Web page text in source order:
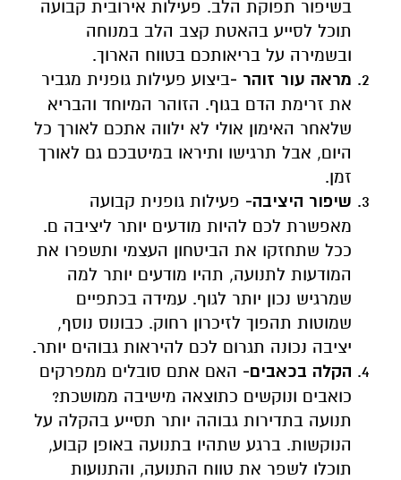
בשיפור תפוקת הלב. פעילות אירובית קבועה
תוכל לסייע בהאטת קצב הלב במנוחה
ובשמירה על בריאותכם בטווח הארוך.
מראה עור זוהר -ביצוע פעילות גופנית מגביר
את זרימת הדם בגוף. הזוהר המיוחד והבריא
שלאחר האימון אולי לא ילווה אתכם לאורך כל
היום, אבל תרגישו ותיראו במיטבכם גם לאורך
זמן.
שיפור היציבה- פעילות גופנית קבועה
מאפשרת לכם להיות מודעים יותר ליציבה ם.
ככל שתחזקו את הביטחון העצמי ותשפרו את
המודעות לתנועה, תהיו מודעים יותר למה
שמרגיש נכון יותר לגוף. עמידה בכתפיים
שמוטות תהפוך לזיכרון רחוק. כבונוס נוסף,
יציבה נכונה תגרום לכם להיראות גבוהים יותר.
הקלה בכאבים- האם אתם סובלים ממפרקים
כואבים ונוקשים כתוצאה מישיבה ממושכת?
תנועה בתדירות גבוהה יותר תסייע בהקלה על
הנוקשות. ברגע שתהיו בתנועה באופן קבוע,
תוכלו לשפר את טווח התנועה, והתנועות